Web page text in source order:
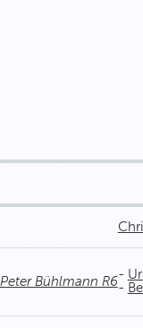
Peter Bühlmann R6-
-